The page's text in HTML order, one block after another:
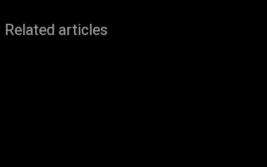
Related articles